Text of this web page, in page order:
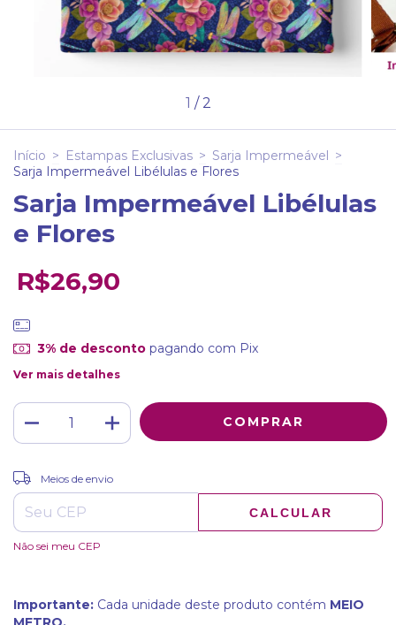
1 / 2
Início > Estampas Exclusivas > Sarja Impermeável >
Sarja Impermeável Libélulas e Flores
Sarja Impermeável Libélulas
e Flores
R$26,90
3% de descontopagando com Pix
Ver mais detalhes
Entregas para o CEP:
Meios de envio
CALCULAR
Não sei meu CEP
Importante: Cada unidade deste produto contém MEIO